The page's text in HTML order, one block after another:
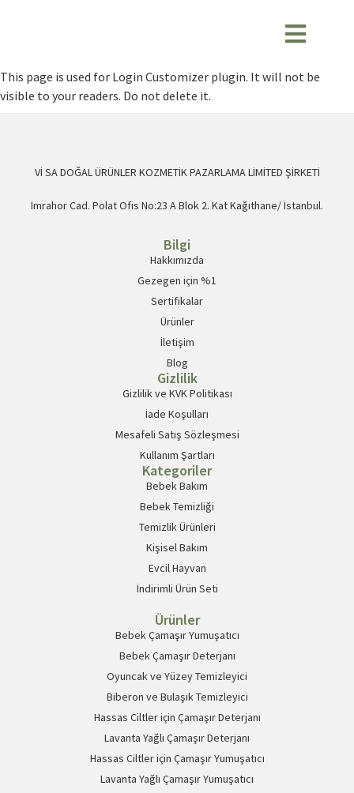
This page is used for Login Customizer plugin. It will not be
visible to your readers. Do not delete it.
Vİ SA DOĞAL ÜRÜNLER KOZMETİK PAZARLAMA LİMİTED ŞİRKETİ
İmrahor Cad. Polat Ofis No:23 A Blok 2. Kat Kağıthane/ İstanbul.
Bilgi
Hakkımızda
Gezegen için %1
Sertifikalar
Ürünler
İletişim
Blog
Gizlilik
Gizlilik ve KVK Politikası
İade Koşulları
Mesafeli Satış Sözleşmesi
Kullanım Şartları
Kategoriler
Bebek Bakım
Bebek Temizliği
Temizlik Ürünleri
Kişisel Bakım
Evcil Hayvan
İndirimli Ürün Seti
Ürünler
Bebek Çamaşır Yumuşatıcı
Bebek Çamaşır Deterjanı
Oyuncak ve Yüzey Temizleyici
Biberon ve Bulaşık Temizleyici
Hassas Ciltler için Çamaşır Deterjanı
Lavanta Yağlı Çamaşır Deterjanı
Hassas Ciltler için Çamaşır Yumuşatıcı
Lavanta Yağlı Çamaşır Yumuşatıcı